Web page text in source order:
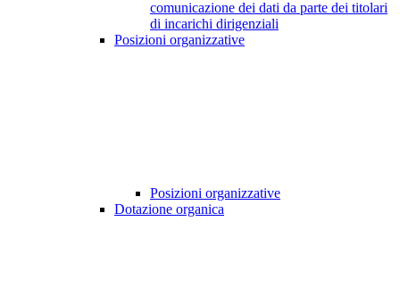
comunicazione dei dati da parte dei titolari
di incarichi dirigenziali
Posizioni organizzative
Posizioni organizzative
Dotazione organica